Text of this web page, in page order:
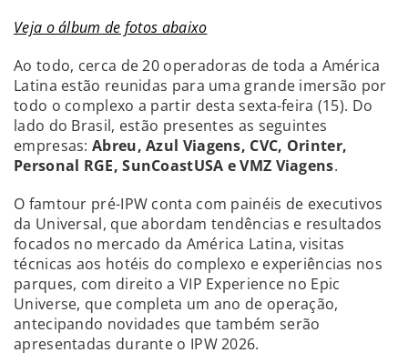
Veja o álbum de fotos abaixo
Ao todo, cerca de 20 operadoras de toda a América
Latina estão reunidas para uma grande imersão por
todo o complexo a partir desta sexta-feira (15). Do
lado do Brasil, estão presentes as seguintes
empresas:Abreu, Azul Viagens, CVC, Orinter,
Personal RGE, SunCoastUSA e VMZ Viagens.
O famtour pré-IPW conta com painéis de executivos
da Universal, que abordam tendências e resultados
focados no mercado da América Latina, visitas
técnicas aos hotéis do complexo e experiências nos
parques, com direito a VIP Experience no Epic
Universe, que completa um ano de operação,
antecipando novidades que também serão
apresentadas durante o IPW 2026.